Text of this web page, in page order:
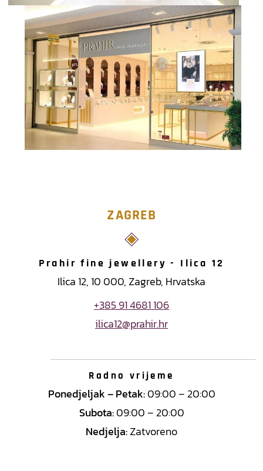
ZAGREB
Prahir fine jewellery - Ilica 12
Ilica 12, 10 000, Zagreb, Hrvatska
+385 91 4681 106
ilica12@prahir.hr
Radno vrijeme
Ponedjeljak – Petak:09:00 – 20:00
Subota:09:00 – 20:00
Nedjelja:Zatvoreno